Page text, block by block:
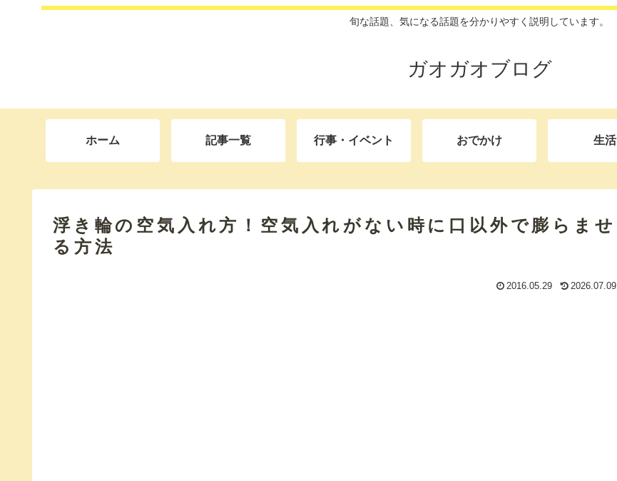
旬な話題、気になる話題を分かりやすく説明しています。
ガオガオブログ
ホーム 記事一覧 行事・イベント おでかけ 生活
浮き輪の空気入れ方！空気入れがない時に口以外で膨らませ
る方法
2016.05.29 2026.07.09